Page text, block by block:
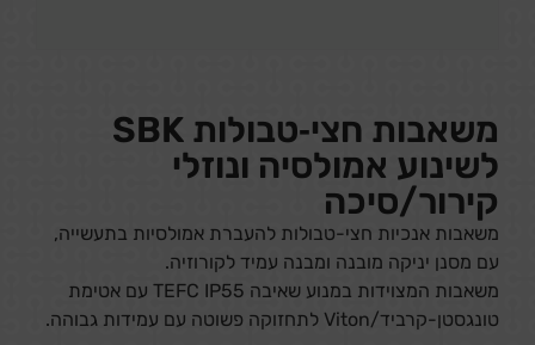
משאבות חצי‑טבולות SBK
לשינוע אמולסיה ונוזלי
קירור/סיכה
משאבות אנכיות חצי-טבולות להעברת אמולסיות בתעשייה,
עם מסנן יניקה מובנה ומבנה עמיד לקורוזיה.
משאבות המצוידות במנוע שאיבה TEFC IP55 עם אטימת
טונגסטן-קרביד/Viton לתחזוקה פשוטה עם עמידות גבוהה.